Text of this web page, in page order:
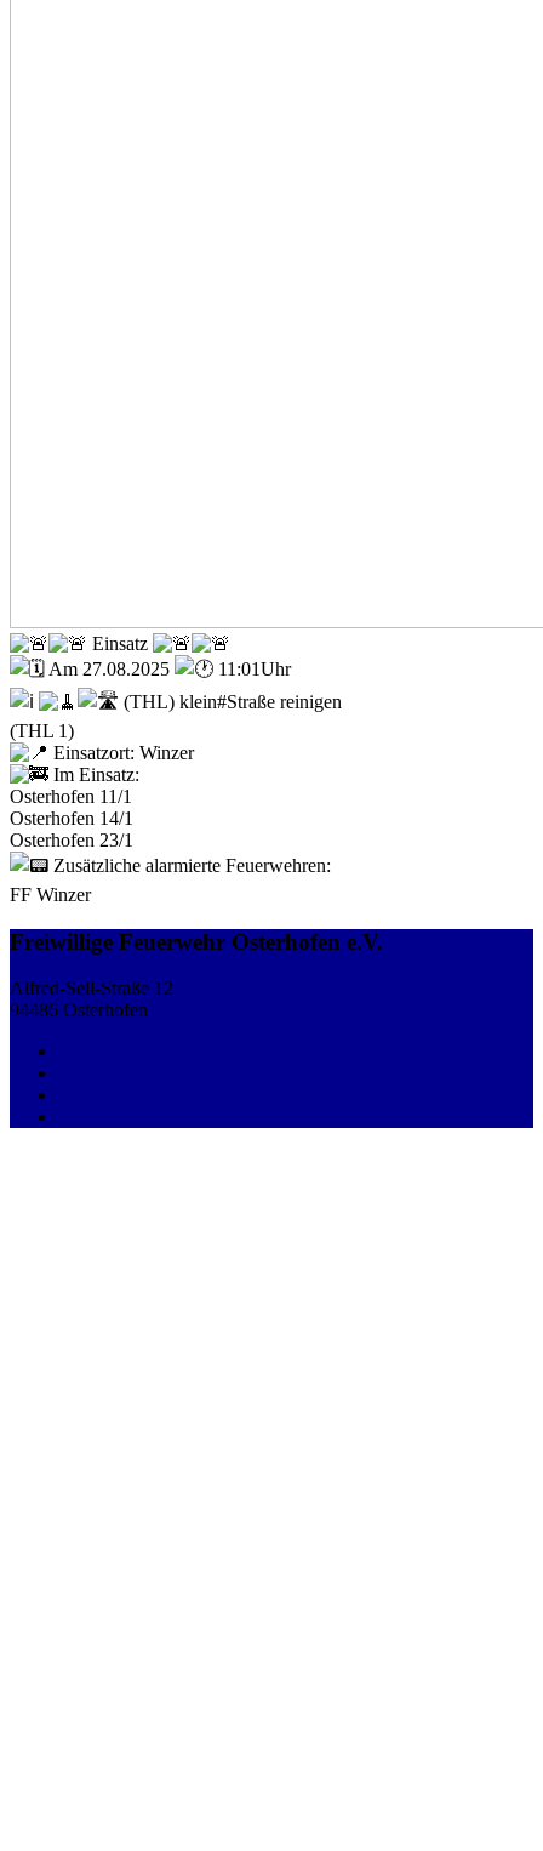
Einsatz
Am 27.08.2025
11:01Uhr
(THL) klein#Straße reinigen
(THL 1)
Einsatzort: Winzer
Im Einsatz:
Osterhofen 11/1
Osterhofen 14/1
Osterhofen 23/1
Zusätzliche alarmierte Feuerwehren:
FF Winzer
Freiwillige Feuerwehr Osterhofen e.V.
Alfred-Sell-Straße 12
94486 Osterhofen